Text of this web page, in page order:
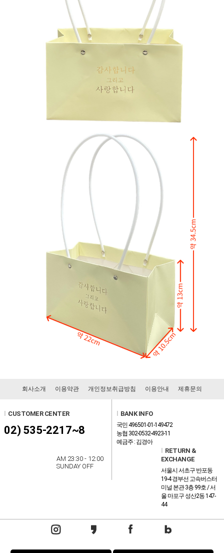
회사소개 이용약관 개인정보취급방침 이용안내 제휴문의
CUSTOMER CENTER
02) 535-2217~8
AM 23:30 - 12:00
SUNDAY OFF
BANK INFO
국민 496501-01-149472
농협 302-0532-4923-11
예금주 : 김경아
RETURN &
EXCHANGE
서울시 서초구 반포동
19-4 경부선 고속버스터
미널 본관 3층 99호 / 서
울 마포구 성산2동 147-
44